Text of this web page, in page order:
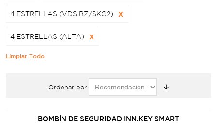
4 ESTRELLAS (VDS BZ/SKG2) X
4 ESTRELLAS (ALTA) X
Limpiar Todo
Ordenar por
BOMBÍN DE SEGURIDAD INN.KEY SMART